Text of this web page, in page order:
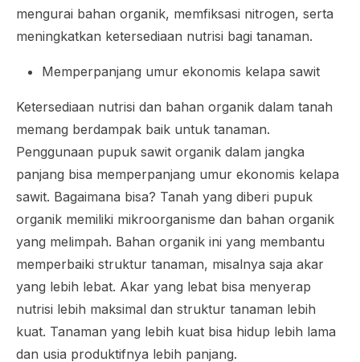
mengurai bahan organik, memfiksasi nitrogen, serta
meningkatkan ketersediaan nutrisi bagi tanaman.
Memperpanjang umur ekonomis kelapa sawit
Ketersediaan nutrisi dan bahan organik dalam tanah
memang berdampak baik untuk tanaman.
Penggunaan pupuk sawit organik dalam jangka
panjang bisa memperpanjang umur ekonomis kelapa
sawit. Bagaimana bisa? Tanah yang diberi pupuk
organik memiliki mikroorganisme dan bahan organik
yang melimpah. Bahan organik ini yang membantu
memperbaiki struktur tanaman, misalnya saja akar
yang lebih lebat. Akar yang lebat bisa menyerap
nutrisi lebih maksimal dan struktur tanaman lebih
kuat. Tanaman yang lebih kuat bisa hidup lebih lama
dan usia produktifnya lebih panjang.